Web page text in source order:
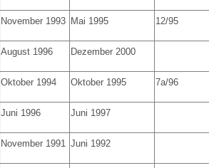
November 1993 Mai 1995 12/95
August 1996 Dezember 2000
Oktober 1994 Oktober 1995 7a/96
Juni 1996 Juni 1997
November 1991 Juni 1992